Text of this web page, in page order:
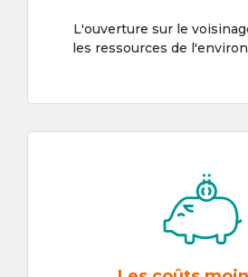
L'ouverture sur le
les ressources de